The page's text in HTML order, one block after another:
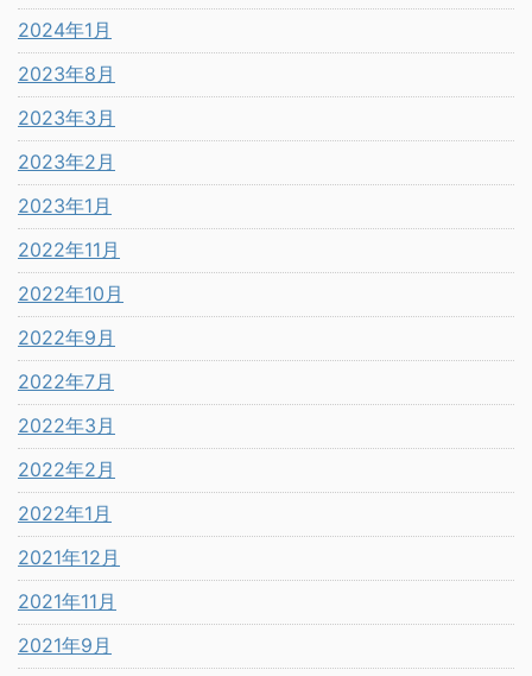
2024年1月
2023年8月
2023年3月
2023年2月
2023年1月
2022年11月
2022年10月
2022年9月
2022年7月
2022年3月
2022年2月
2022年1月
2021年12月
2021年11月
2021年9月